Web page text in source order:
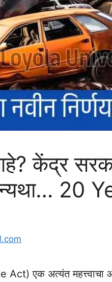
केंद्र
20
Act) एक अत्यंत महत्त्वाचा